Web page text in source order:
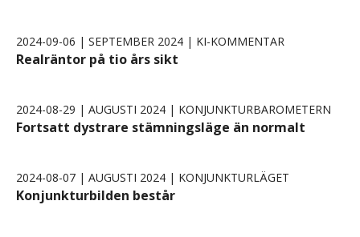
2024-09-06 | SEPTEMBER 2024 | KI-KOMMENTAR
Realräntor på tio års sikt
2024-08-29 | AUGUSTI 2024 | KONJUNKTURBAROMETERN
Fortsatt dystrare stämningsläge än normalt
2024-08-07 | AUGUSTI 2024 | KONJUNKTURLÄGET
Konjunkturbilden består